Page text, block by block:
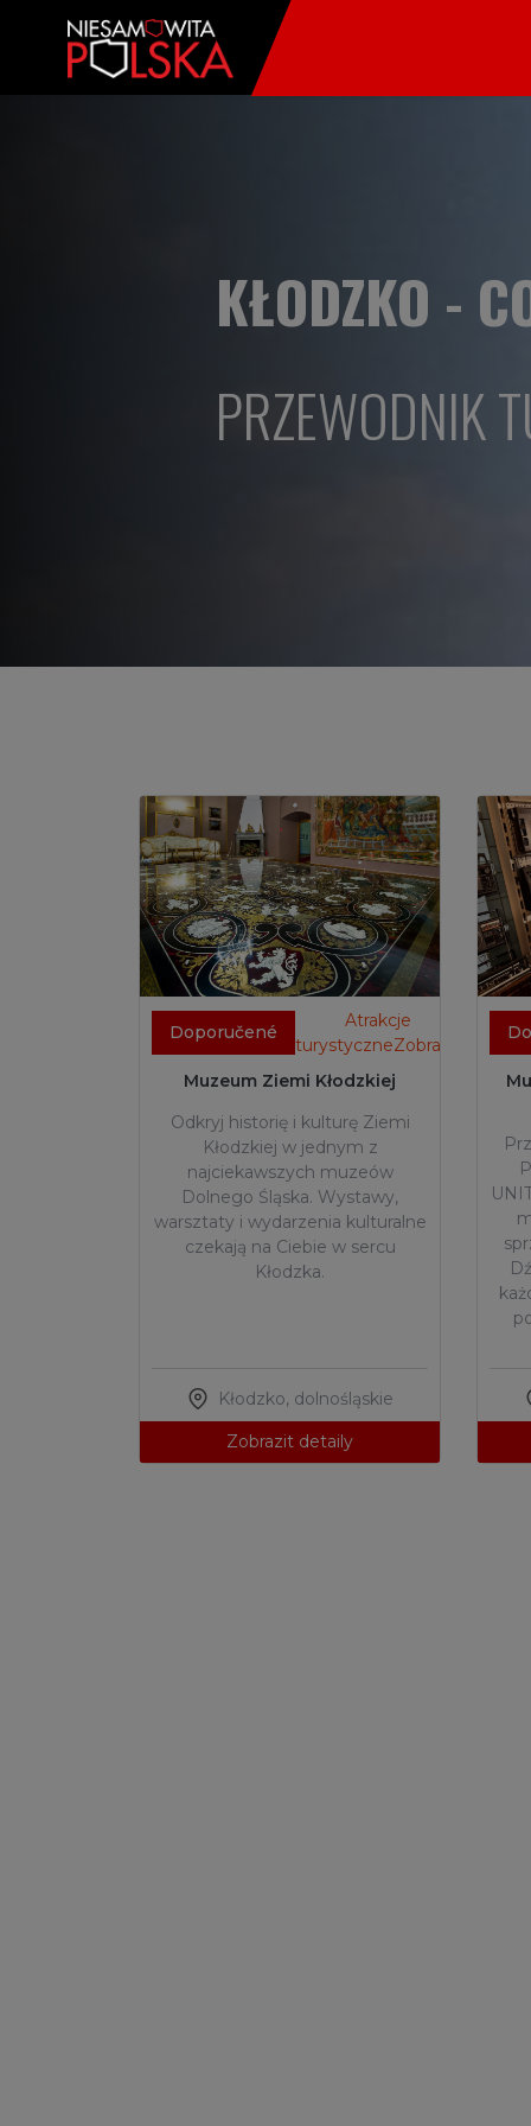
KŁODZKO -
PRZEWODNIK
Doporučené
Atrakcje
turystyczneZobrazit
Muzeum Ziemi Kłodzkiej
Odkryj historię i kulturę Ziemi
Kłodzkiej w jednym z
najciekawszych muzeów
Dolnego Śląska. Wystawy,
warsztaty i wydarzenia kulturalne
czekają na Ciebie w sercu
Kłodzka.
Kłodzko, dolnośląskie
Zobrazit detaily